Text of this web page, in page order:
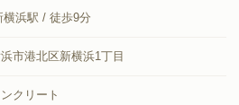
浜駅 / 徒歩9分
市港北区新横浜1丁目
クリート